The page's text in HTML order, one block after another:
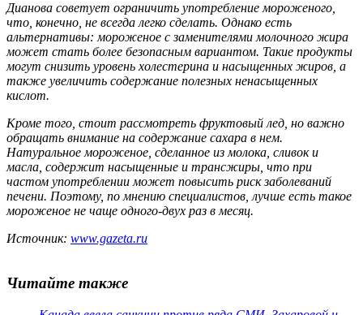
Дианова советует ограничить употребление мороженого,
что, конечно, не всегда легко сделать. Однако есть
альтернативы: мороженое с заменителями молочного жира
может стать более безопасным вариантом. Такие продукты
могут снизить уровень холестерина и насыщенных жиров, а
также увеличить содержание полезных ненасыщенных
кислот.
Кроме того, стоит рассмотреть фруктовый лед, но важно
обращать внимание на содержание сахара в нем.
Натуральное мороженое, сделанное из молока, сливок и
масла, содержит насыщенные и трансжиры, что при
частом употреблении может повысить риск заболеваний
печени. Поэтому, по мнению специалистов, лучше есть такое
мороженое не чаще одного-двух раз в месяц.
Источник: www.gazeta.ru
Читайте также